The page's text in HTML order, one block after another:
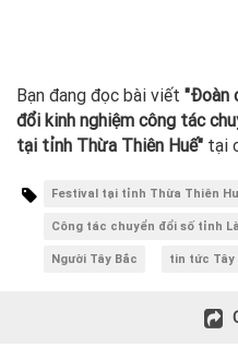
Bạn đang đọc bài viết "Đoàn
đổi kinh nghiệm công tác
tại tỉnh Thừa Thiên Huế" tại
Festival tại tỉnh Thừa Thiên
Công tác chuyển đổi số tỉnh
Người Tây Bắc tin tức Tây